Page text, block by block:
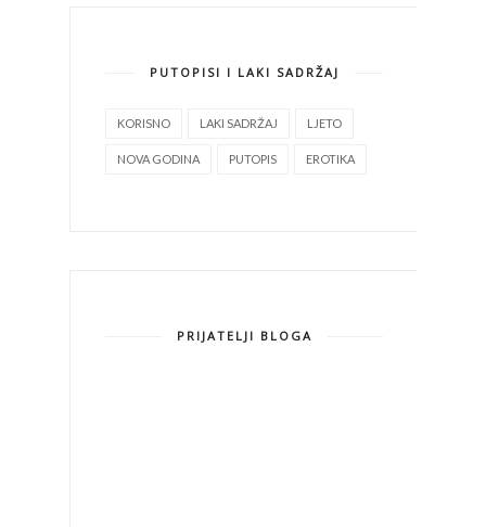
PUTOPISI I LAKI SADRŽAJ
KORISNO LAKI SADRŽAJ LJETO
NOVA GODINA PUTOPIS EROTIKA
PRIJATELJI BLOGA